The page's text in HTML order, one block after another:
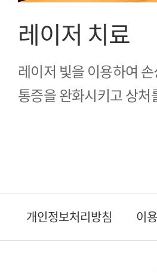
레이저 치료
레이저 빛을 이용하여
통증을 완화시키고 상처
개인정보처리방침 이